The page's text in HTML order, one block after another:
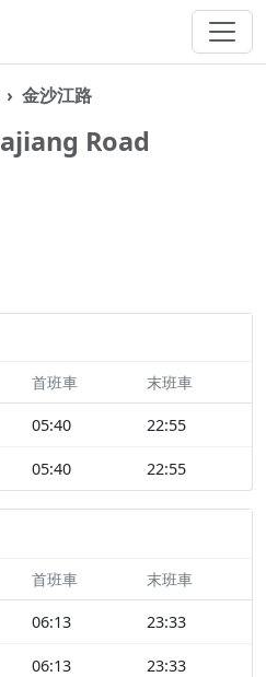
金沙江路
Road
首班車 末班車
05:40 22:55
05:40 22:55
首班車 末班車
06:13 23:33
06:13 23:33